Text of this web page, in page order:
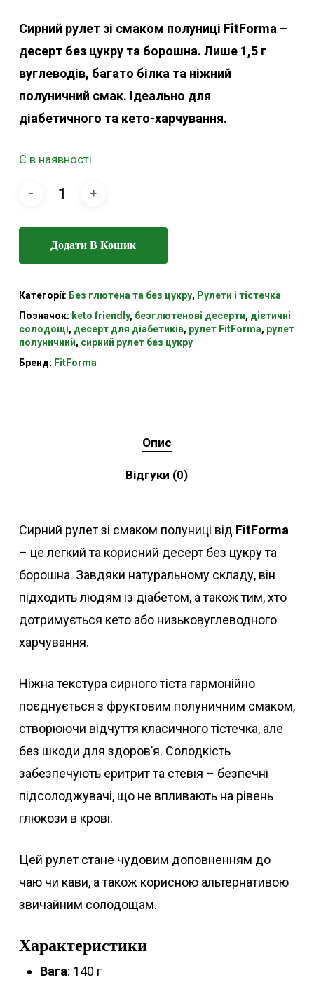
Сирний рулет зі смаком полуниці FitForma –
десерт без цукру та борошна. Лише 1,5 г
вуглеводів, багато білка та ніжний
полуничний смак. Ідеально для
діабетичного та кето-харчування.
Є в наявності
Додати В Кошик
Категорії: Без глютена та без цукру, Рулети і тістечка
Позначок: keto friendly, безглютенові десерти, дієтичні
солодощі, десерт для діабетиків, рулет FitForma, рулет
полуничний, сирний рулет без цукру
Бренд: FitForma
Опис
Відгуки (0)
Сирний рулет зі смаком полуниці від FitForma
– це легкий та корисний десерт без цукру та
борошна. Завдяки натуральному складу, він
підходить людям із діабетом, а також тим, хто
дотримується кето або низьковуглеводного
харчування.
Ніжна текстура сирного тіста гармонійно
поєднується з фруктовим полуничним смаком,
створюючи відчуття класичного тістечка, але
без шкоди для здоров’я. Солодкість
забезпечують еритрит та стевія – безпечні
підсолоджувачі, що не впливають на рівень
глюкози в крові.
Цей рулет стане чудовим доповненням до
чаю чи кави, а також корисною альтернативою
звичайним солодощам.
Характеристики
Вага: 140 г